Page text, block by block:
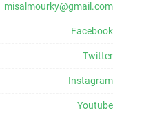
misalmourky@gmail.com
Facebook
Twitter
Instagram
Youtube